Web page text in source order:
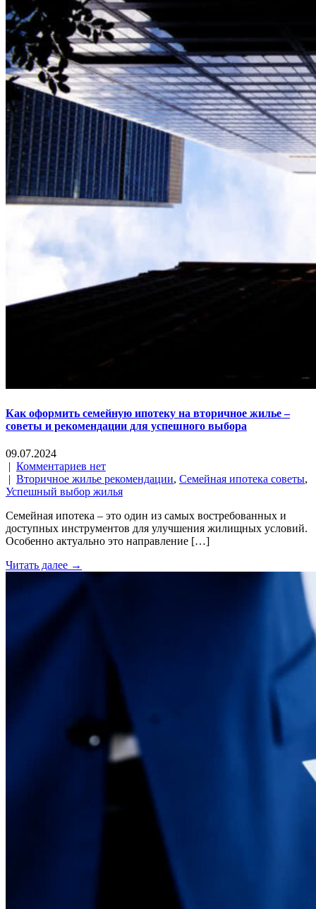
Как оформить семейную ипотеку на вторичное жилье –
советы и рекомендации для успешного выбора
09.07.2024
| Комментариев нет
| Вторичное жилье рекомендации, Семейная ипотека советы,
Успешный выбор жилья
Семейная ипотека – это один из самых востребованных и
доступных инструментов для улучшения жилищных условий.
Особенно актуально это направление […]
Читать далее →